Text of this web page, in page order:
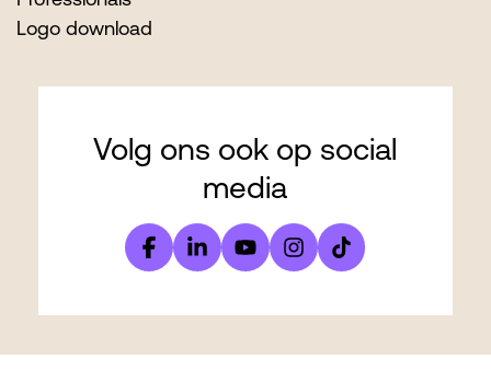
Logo download
Volg ons ook op social
media